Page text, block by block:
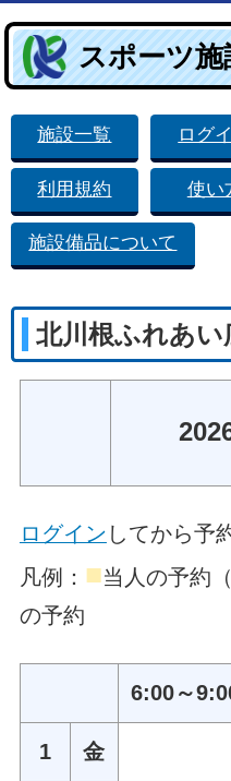
スポーツ施
施設一覧 ログ
利用規約 使い
施設備品について
北川根ふれあ
ログイン してから予
凡例： ■当人の予約
の予約
6:00～
1 金